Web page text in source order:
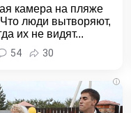
камера на пляже
люди вытворяют,
их не видят...
54 30
i